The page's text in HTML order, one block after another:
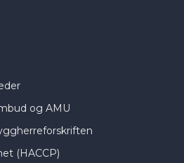
og AMU
(HACCP)